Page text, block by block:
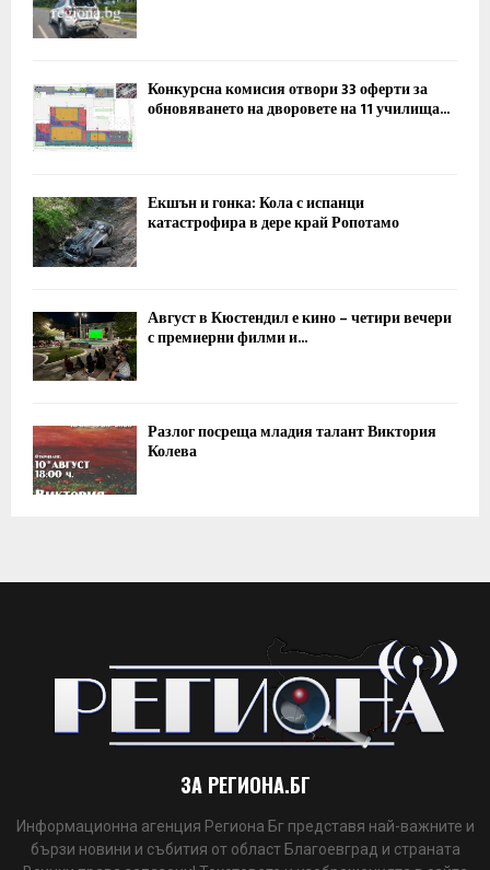
Конкурсна комисия отвори 33 оферти за
обновяването на дворовете на 11 училища...
Екшън и гонка: Кола с испанци
катастрофира в дере край Ропотамо
Август в Кюстендил е кино – четири вечери
с премиерни филми и...
Разлог посреща младия талант Виктория
Колева
ЗА РЕГИОНА.БГ
Информационна агенция Региона Бг представя най-важните и
бързи новини и събития от област Благоевград и страната